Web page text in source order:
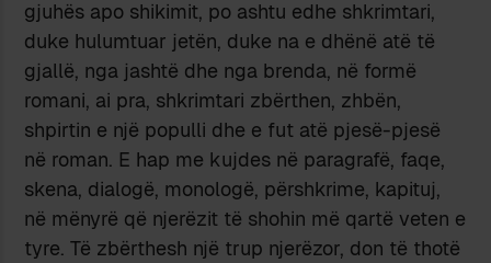
gjuhës apo shikimit, po ashtu edhe shkrimtari,
duke hulumtuar jetën, duke na e dhënë atë të
gjallë, nga jashtë dhe nga brenda, në formë
romani, ai pra, shkrimtari zbërthen, zhbën,
shpirtin e një populli dhe e fut atë pjesë-pjesë
në roman. E hap me kujdes në paragrafë, faqe,
skena, dialogë, monologë, përshkrime, kapituj,
në mënyrë që njerëzit të shohin më qartë veten e
tyre. Të zbërthesh një trup njerëzor, don të thotë